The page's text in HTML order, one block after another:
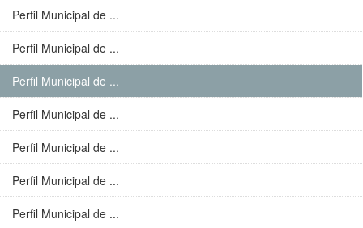
Perfil Municipal de ...
Perfil Municipal de ...
Perfil Municipal de ...
Perfil Municipal de ...
Perfil Municipal de ...
Perfil Municipal de ...
Perfil Municipal de ...